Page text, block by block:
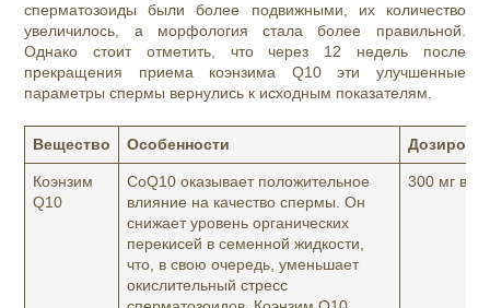
сперматозоиды были более подвижными, их количество
увеличилось, а морфология стала более правильной.
Однако стоит отметить, что через 12 недель после
прекращения приема коэнзима Q10 эти улучшенные
параметры спермы вернулись к исходным показателям.
Вещество Особенности
Коэнзим
Q10
CoQ10 оказывает положительное
влияние на качество спермы. Он
снижает уровень органических
перекисей в семенной жидкости,
что, в свою очередь, уменьшает
окислительный стресс
300 мг в